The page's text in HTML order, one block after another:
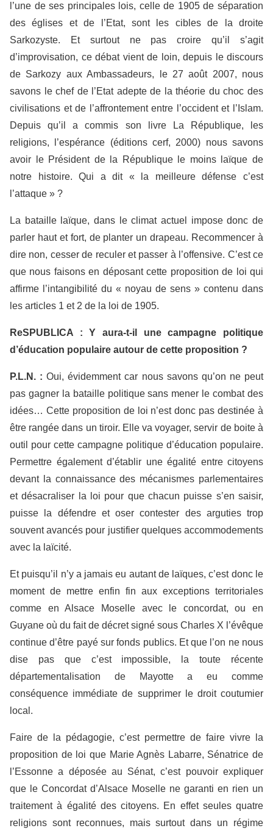
l’une de ses principales lois, celle de 1905 de séparation
des églises et de l’Etat, sont les cibles de la droite
Sarkozyste. Et surtout ne pas croire qu’il s’agit
d’improvisation, ce débat vient de loin, depuis le discours
de Sarkozy aux Ambassadeurs, le 27 août 2007, nous
savons le chef de l’Etat adepte de la théorie du choc des
civilisations et de l’affrontement entre l’occident et l’Islam.
Depuis qu’il a commis son livre La République, les
religions, l’espérance (éditions cerf, 2000) nous savons
avoir le Président de la République le moins laïque de
notre histoire. Qui a dit « la meilleure défense c’est
l’attaque » ?
La bataille laïque, dans le climat actuel impose donc de
parler haut et fort, de planter un drapeau. Recommencer à
dire non, cesser de reculer et passer à l’offensive. C’est ce
que nous faisons en déposant cette proposition de loi qui
affirme l’intangibilité du « noyau de sens » contenu dans
les articles 1 et 2 de la loi de 1905.
ReSPUBLICA : Y aura-t-il une campagne politique
d’éducation populaire autour de cette proposition ?
P.L.N. :Oui, évidemment car nous savons qu’on ne peut
pas gagner la bataille politique sans mener le combat des
idées… Cette proposition de loi n’est donc pas destinée à
être rangée dans un tiroir. Elle va voyager, servir de boite à
outil pour cette campagne politique d’éducation populaire.
Permettre également d’établir une égalité entre citoyens
devant la connaissance des mécanismes parlementaires
et désacraliser la loi pour que chacun puisse s’en saisir,
puisse la défendre et oser contester des arguties trop
souvent avancés pour justifier quelques accommodements
avec la laïcité.
Et puisqu’il n’y a jamais eu autant de laïques, c’est donc le
moment de mettre enfin fin aux exceptions territoriales
comme en Alsace Moselle avec le concordat, ou en
Guyane où du fait de décret signé sous Charles X l’évêque
continue d’être payé sur fonds publics. Et que l’on ne nous
dise pas que c’est impossible, la toute récente
départementalisation de Mayotte a eu comme
conséquence immédiate de supprimer le droit coutumier
local.
Faire de la pédagogie, c’est permettre de faire vivre la
proposition de loi que Marie Agnès Labarre, Sénatrice de
l’Essonne a déposée au Sénat, c’est pouvoir expliquer
que le Concordat d’Alsace Moselle ne garanti en rien un
traitement à égalité des citoyens. En effet seules quatre
religions sont reconnues, mais surtout dans un régime